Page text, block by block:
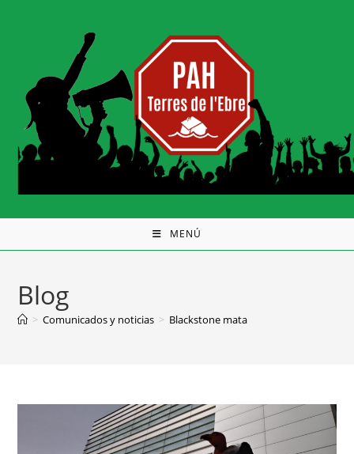
MENÚ
Blog
> Comunicados y noticias > Blackstone mata